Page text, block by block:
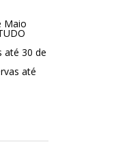
Maio
até 30 de
até